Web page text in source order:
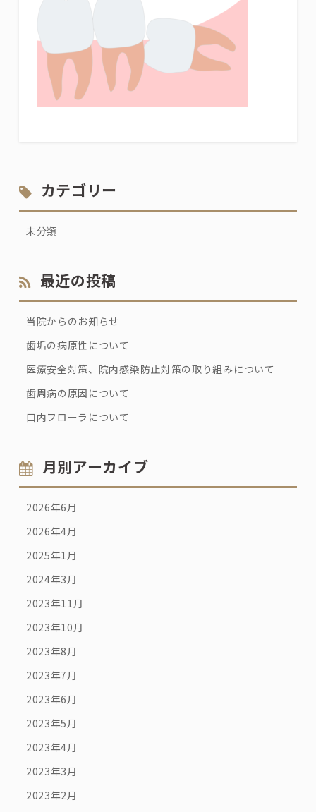
カテゴリー
未分類
最近の投稿
当院からのお知らせ
歯垢の病原性について
医療安全対策、院内感染防止対策の取り組みについて
歯周病の原因について
口内フローラについて
月別アーカイブ
2026年6月
2026年4月
2025年1月
2024年3月
2023年11月
2023年10月
2023年8月
2023年7月
2023年6月
2023年5月
2023年4月
2023年3月
2023年2月